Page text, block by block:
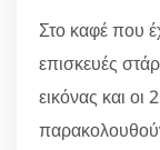
Στο καφέ που
επισκευές
εικόνας και οι